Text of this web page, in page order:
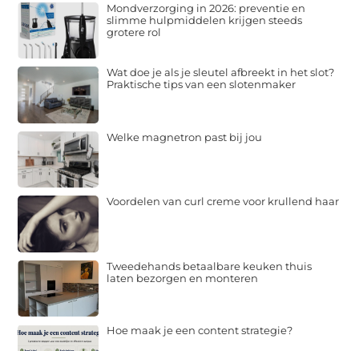
Mondverzorging in 2026: preventie en
slimme hulpmiddelen krijgen steeds
grotere rol
Wat doe je als je sleutel afbreekt in het slot?
Praktische tips van een slotenmaker
Welke magnetron past bij jou
Voordelen van curl creme voor krullend haar
Tweedehands betaalbare keuken thuis
laten bezorgen en monteren
Hoe maak je een content strategie?